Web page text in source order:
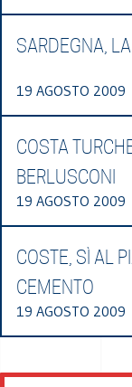
SARDEGNA,
19 AGOSTO 2009
COSTA
BERLUSCONI
19 AGOSTO 2009
COSTE, SÌ AL
CEMENTO
19 AGOSTO 2009